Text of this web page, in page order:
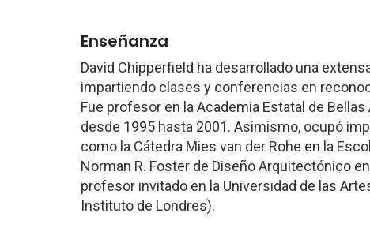
Enseñanza
David Chipperfield ha desarrollado una
impartiendo clases y conferencias en
Fue profesor en la Academia Estatal de
desde 1995 hasta 2001. Asimismo, ocupó
como la Cátedra Mies van der Rohe en la
Norman R. Foster de Diseño Arquitectónico
profesor invitado en la Universidad de las
Instituto de Londres).